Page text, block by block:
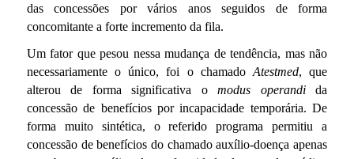
das concessões por vários anos seguidos de forma
concomitante a forte incremento da fila.
Um fator que pesou nessa mudança de tendência, mas não
necessariamente o único, foi o chamado Atestmed, que
alterou de forma significativa omodus operandida
concessão de benefícios por incapacidade temporária. De
forma muito sintética, o referido programa permitiu a
concessão de benefícios do chamado auxílio-doença apenas